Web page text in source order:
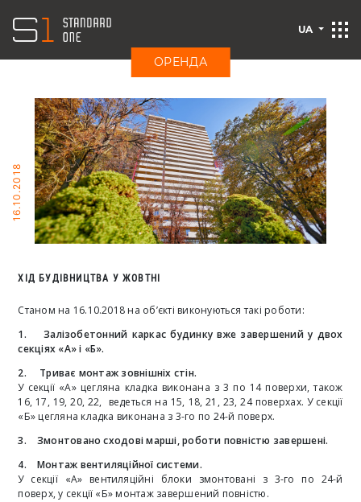
ОРЕНДА
UA
16.10.2018
ХІД БУДІВНИЦТВА У ЖОВТНІ
Cтаном на 16.10.2018 на об’єкті виконуються такі роботи:
1. Залізобетонний каркас будинку вже завершений у двох
секціях «А» і «Б».
2. Триває монтаж зовнішніх стін.
У секції «А» цегляна кладка виконана з 3 по 14 поверхи, також
16, 17, 19, 20, 22, ведеться на 15, 18, 21, 23, 24 поверхах. У секції
«Б» цегляна кладка виконана з 3-го по 24-й поверх.
3. Змонтовано сходові марші, роботи повністю завершені.
4. Монтаж вентиляційної системи.
У секції «А» вентиляційні блоки змонтовані з 3-го по 24-й
поверх, у секції «Б» монтаж завершений повністю.